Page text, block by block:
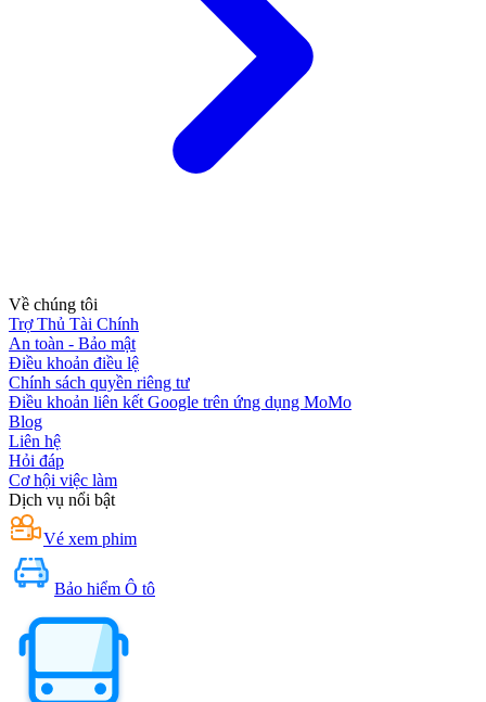
Về chúng tôi
Trợ Thủ Tài Chính
An toàn - Bảo mật
Điều khoản điều lệ
Chính sách quyền riêng tư
Điều khoản liên kết Google trên ứng dụng MoMo
Blog
Liên hệ
Hỏi đáp
Cơ hội việc làm
Dịch vụ nổi bật
Vé xem phim
Bảo hiểm Ô tô